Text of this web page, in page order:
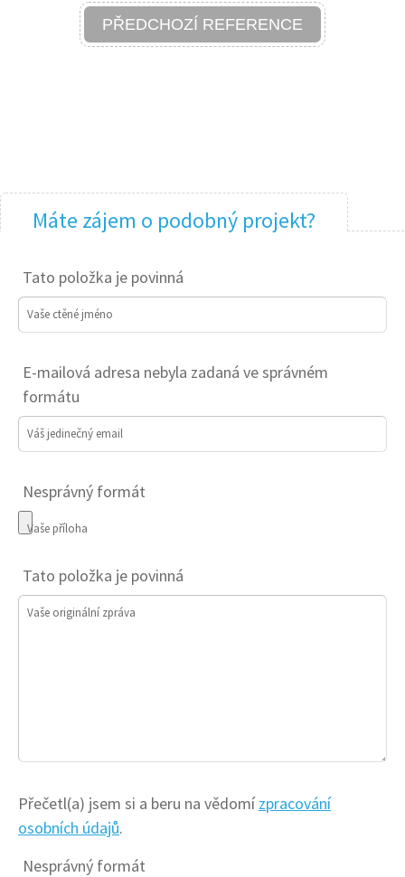
PŘEDCHOZÍ REFERENCE
Máte zájem o podobný projekt?
Tato položka je povinná
Vaše ctěné jméno
E-mailová adresa nebyla zadaná ve správném
formátu
Váš jedinečný email
Nesprávný formát
Vaše příloha
Tato položka je povinná
Vaše originální zpráva
Přečetl(a) jsem si a beru na vědomí zpracování
osobních údajů.
Nesprávný formát